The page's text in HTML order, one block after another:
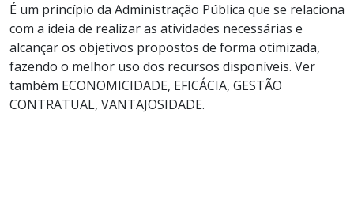
É um princípio da Administração Pública que se relaciona
com a ideia de realizar as atividades necessárias e
alcançar os objetivos propostos de forma otimizada,
fazendo o melhor uso dos recursos disponíveis. Ver
também ECONOMICIDADE, EFICÁCIA, GESTÃO
CONTRATUAL, VANTAJOSIDADE.